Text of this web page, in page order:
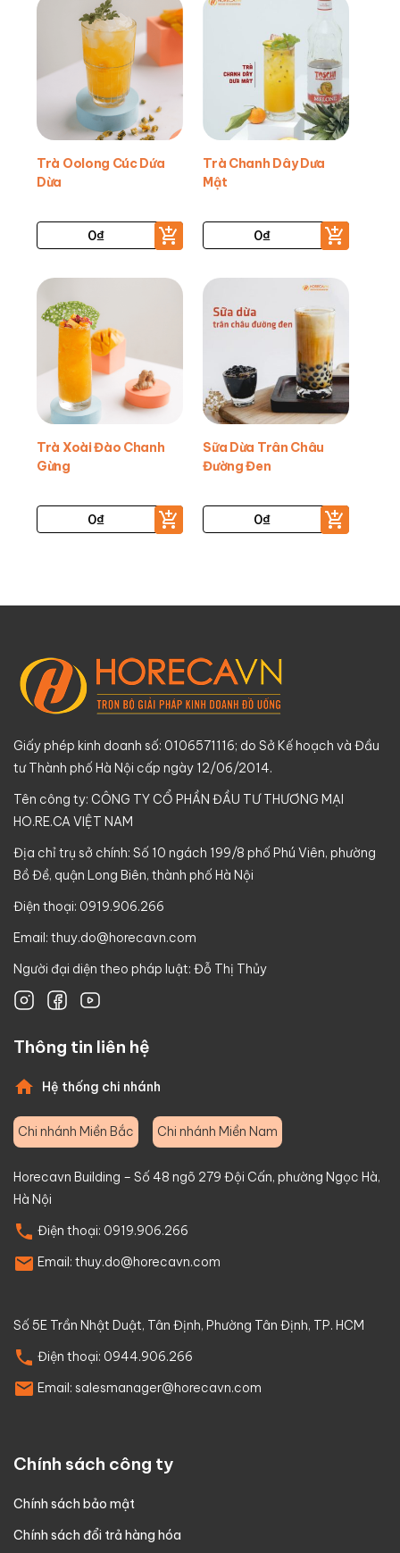
Trà Oolong Cúc Dứa
Dừa
0₫
Trà Chanh Dây Dưa
Mật
0₫
Trà Xoài Đào Chanh
Gừng
0₫
Sữa Dừa Trân Châu
Đường Đen
0₫
Giấy phép kinh doanh số: 0106571116; do Sở Kế hoạch và Đầu
tư Thành phố Hà Nội cấp ngày 12/06/2014.
Tên công ty: CÔNG TY CỔ PHẦN ĐẦU TƯ THƯƠNG MẠI
HO.RE.CA VIỆT NAM
Địa chỉ trụ sở chính: Số 10 ngách 199/8 phố Phú Viên, phường
Bồ Đề, quận Long Biên, thành phố Hà Nội
Điện thoại: 0919.906.266
Email: thuy.do@horecavn.com
Người đại diện theo pháp luật: Đỗ Thị Thủy
Thông tin liên hệ
Hệ thống chi nhánh
Chi nhánh Miền Bắc Chi nhánh Miền Nam
Horecavn Building – Số 48 ngõ 279 Đội Cấn, phường Ngọc Hà,
Hà Nội
Điện thoại: 0919.906.266
Email: thuy.do@horecavn.com
Số 5E Trần Nhật Duật, Tân Định, Phường Tân Định, TP. HCM
Điện thoại: 0944.906.266
Email: salesmanager@horecavn.com
Chính sách công ty
Chính sách bảo mật
Chính sách đổi trả hàng hóa